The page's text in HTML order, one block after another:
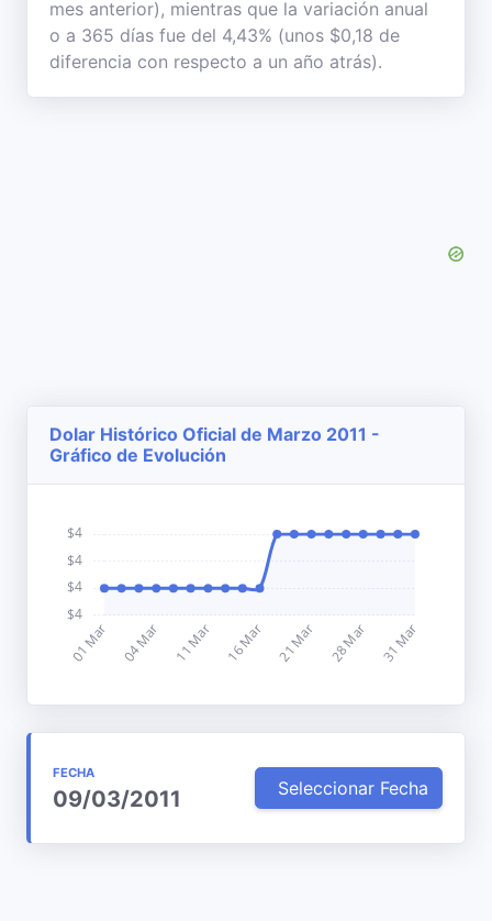
mes anterior), mientras que la variación anual
o a 365 días fue del 4,43% (unos $0,18 de
diferencia con respecto a un año atrás).
Dolar Histórico Oficial de Marzo 2011 -
Gráfico de Evolución
FECHA
09/03/2011 Seleccionar Fecha